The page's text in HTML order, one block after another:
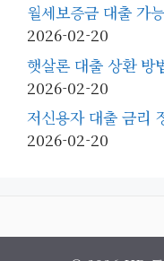
월세보증금 대출 가
2026-02-20
햇살론 대출 상환 방
2026-02-20
저신용자 대출 금리
2026-02-20